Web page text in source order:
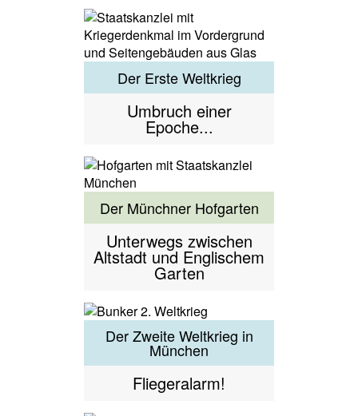
Der Erste Weltkrieg
Umbruch einer
Epoche...
Der Münchner Hofgarten
Unterwegs zwischen
Altstadt und Englischem
Garten
Der Zweite Weltkrieg in
München
Fliegeralarm!